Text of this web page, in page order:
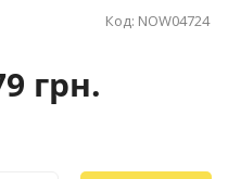
Код: NOW04724
грн.